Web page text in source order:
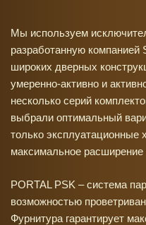
Мы используем
разработанную компанией
широких дверных
умеренно-активно и
несколько серий
выбрали оптимальный
только эксплуатационные
максимальное
PORTAL PSK – система
возможностью
Фурнитура гарантирует